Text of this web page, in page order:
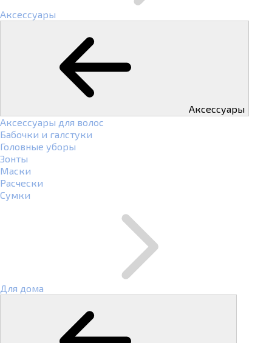
Аксессуары
Аксессуары
Аксессуары для волос
Бабочки и галстуки
Головные уборы
Зонты
Маски
Расчески
Сумки
Для дома